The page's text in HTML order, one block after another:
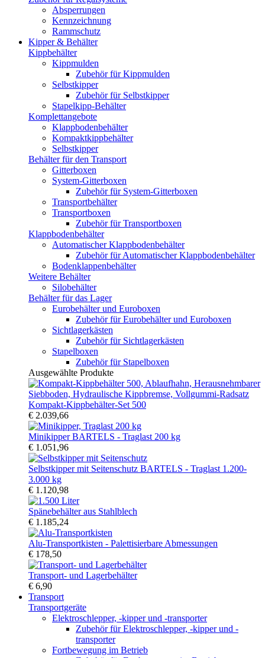
Absperrungen
Kennzeichnung
Rammschutz
Kipper & Behälter
Kippbehälter
Kippmulden
Zubehör für Kippmulden
Selbstkipper
Zubehör für Selbstkipper
Stapelkipp-Behälter
Komplettangebote
Klappbodenbehälter
Kompaktkippbehälter
Selbstkipper
Behälter für den Transport
Gitterboxen
System-Gitterboxen
Zubehör für System-Gitterboxen
Transportbehälter
Transportboxen
Zubehör für Transportboxen
Klappbodenbehälter
Automatischer Klappbodenbehälter
Zubehör für Automatischer Klappbodenbehälter
Bodenklappenbehälter
Weitere Behälter
Silobehälter
Behälter für das Lager
Eurobehälter und Euroboxen
Zubehör für Eurobehälter und Euroboxen
Sichtlagerkästen
Zubehör für Sichtlagerkästen
Stapelboxen
Zubehör für Stapelboxen
Ausgewählte Produkte
Kompakt-Kippbehälter-Set 500
€ 2.039,66
Minikipper BARTELS - Traglast 200 kg
€ 1.051,96
Selbstkipper mit Seitenschutz BARTELS - Traglast 1.200-
3.000 kg
€ 1.120,98
Spänebehälter aus Stahlblech
€ 1.185,24
Alu-Transportkisten - Palettisierbare Abmessungen
€ 178,50
Transport- und Lagerbehälter
€ 6,90
Transport
Transportgeräte
Elektroschlepper, -kipper und -transporter
Zubehör für Elektroschlepper, -kipper und -
transporter
Fortbewegung im Betrieb